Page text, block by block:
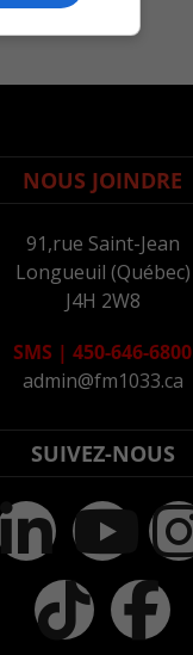
NOUS JOINDRE
91,rue Saint-Jean
Longueuil (Québec)
J4H 2W8
SMS | 450-646-6800
admin@fm1033.ca
SUIVEZ-NOUS